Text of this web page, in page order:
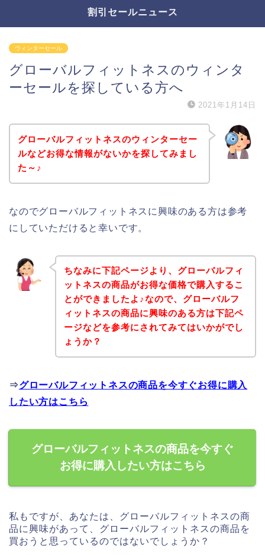
割引セールニュース
ウィンターセール
グローバルフィットネスのウィンタ
ーセールを探している方へ
2021年1月14日
グローバルフィットネスのウィンターセー
ルなどお得な情報がないかを探してみまし
た～♪
なのでグローバルフィットネスに興味のある方は参考
にしていただけると幸いです。
ちなみに下記ページより、グローバルフィ
ットネスの商品がお得な価格で購入するこ
とができましたよ♪なので、グローバルフ
ィットネスの商品に興味のある方は下記ペ
ージなどを参考にされてみてはいかがでし
ょうか？
⇒グローバルフィットネスの商品を今すぐお得に購入
したい方はこちら
グローバルフィットネスの商品を今すぐ
お得に購入したい方はこちら
私もですが、あなたは、グローバルフィットネスの商
品に興味があって、グローバルフィットネスの商品を
買おうと思っているのではないでしょうか？